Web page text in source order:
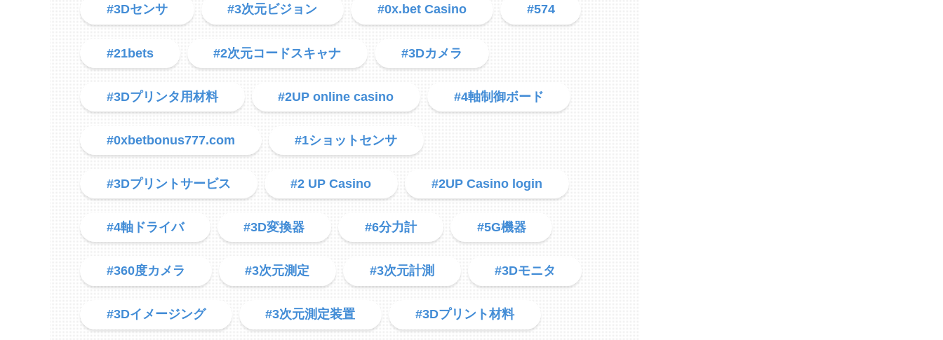
#3Dセンサ #3次元ビジョン #0x.bet Casino #574
#21bets #2次元コードスキャナ #3Dカメラ
#3Dプリンタ用材料 #2UP online casino #4軸制御ボード
#0xbetbonus777.com #1ショットセンサ
#3Dプリントサービス #2 UP Casino #2UP Casino login
#4軸ドライバ #3D変換器 #6分力計 #5G機器
#360度カメラ #3次元測定 #3次元計測 #3Dモニタ
#3Dイメージング #3次元測定装置 #3Dプリント材料